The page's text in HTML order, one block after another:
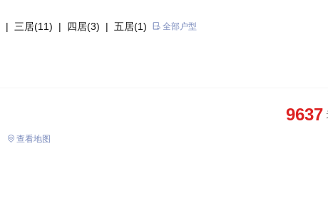
| 三居(11) | 四居(3) | 五居(1) 全部户型
9637
查看地图